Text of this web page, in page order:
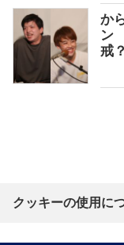
か
ン
戒？
クッキーの使用に